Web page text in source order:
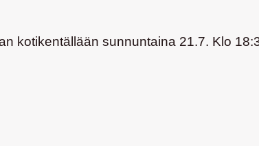
kotikentällään sunnuntaina 21.7. Klo